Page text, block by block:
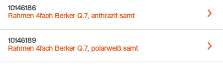
10146186
Rahmen 4fach Berker Q.7, anthrazit samt
10146189
Rahmen 4fach Berker Q.7, polarweiß samt